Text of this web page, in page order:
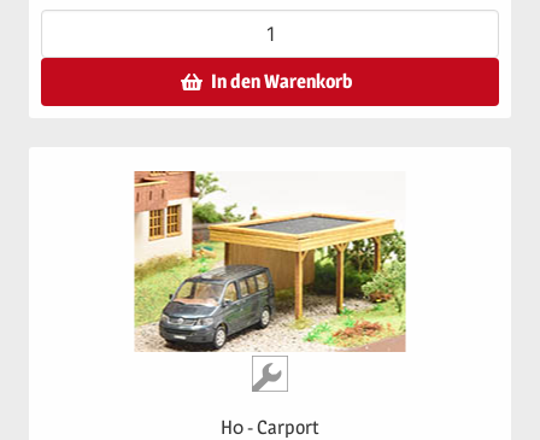
In den Warenkorb
H0 - Carport